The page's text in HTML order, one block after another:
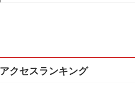
アクセスランキング